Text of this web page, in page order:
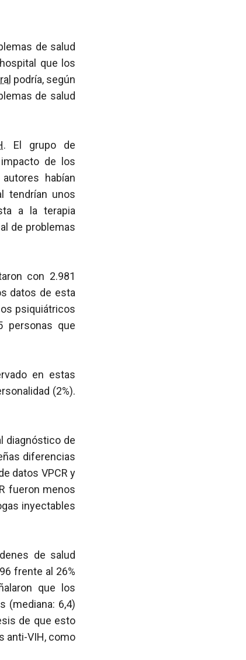
de salud
que los
podría, según
de salud
. El grupo de
de los
habían
tendrían unos
a la terapia
de problemas
con 2.981
datos de esta
psiquiátricos
personas que
en estas
(2%).
diagnóstico de
diferencias
datos VPCR y
fueron menos
inyectables
de salud
frente al 26%
que los
(mediana: 6,4)
de que esto
anti-VIH, como